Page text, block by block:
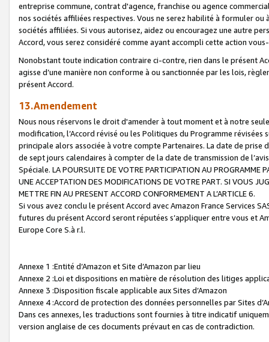
entreprise commune, contrat d'agence, franchise ou agence
nos sociétés affiliées respectives. Vous ne serez habilité à formuler
sociétés affiliées. Si vous autorisez, aidez ou encouragez une autre
Accord, vous serez considéré comme ayant accompli cette action
Nonobstant toute indication contraire ci-contre, rien dans le présent
agisse d’une manière non conforme à ou sanctionnée par les lois,
présent Accord.
13.Amendement
Nous nous réservons le droit d'amender à tout moment et à notre
modification, l’Accord révisé ou les Politiques du Programme
principale alors associée à votre compte Partenaires. La date de
de sept jours calendaires à compter de la date de transmission de
Spéciale. LA POURSUITE DE VOTRE PARTICIPATION AU PROGRAMME
UNE ACCEPTATION DES MODIFICATIONS DE VOTRE PART. SI VOUS
METTRE FIN AU PRESENT ACCORD CONFORMEMENT A L’ARTICLE 6.
Si vous avez conclu le présent Accord avec Amazon France Services
futures du présent Accord seront réputées s’appliquer entre vous et
Europe Core S.à r.l.
Annexe 1 :Entité d’Amazon et Site d’Amazon par lieu
Annexe 2 :Loi et dispositions en matière de résolution des litiges
Annexe 3 :Disposition fiscale applicable aux Sites d’Amazon
Annexe 4 :Accord de protection des données personnelles par Sites
Dans ces annexes, les traductions sont fournies à titre indicatif
version anglaise de ces documents prévaut en cas de contradiction.